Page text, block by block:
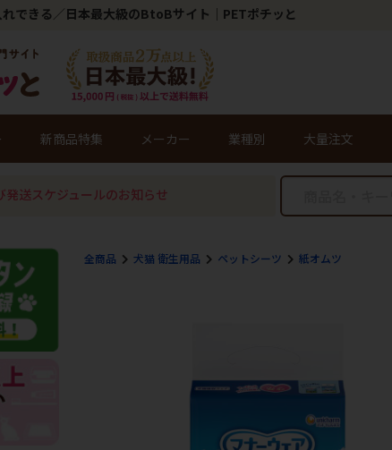
できる／日本最大級のBtoBサイト｜PETポチッと
新商品特集 メーカー 業種別 大量注文
発送スケジュールのお知らせ
全商品 犬猫 衛生用品 ペットシーツ 紙オムツ